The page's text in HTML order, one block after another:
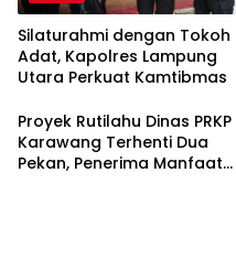
Silaturahmi dengan Tokoh
Adat, Kapolres Lampung
Utara Perkuat Kamtibmas
Proyek Rutilahu Dinas PRKP
Karawang Terhenti Dua
Pekan, Penerima Manfaat